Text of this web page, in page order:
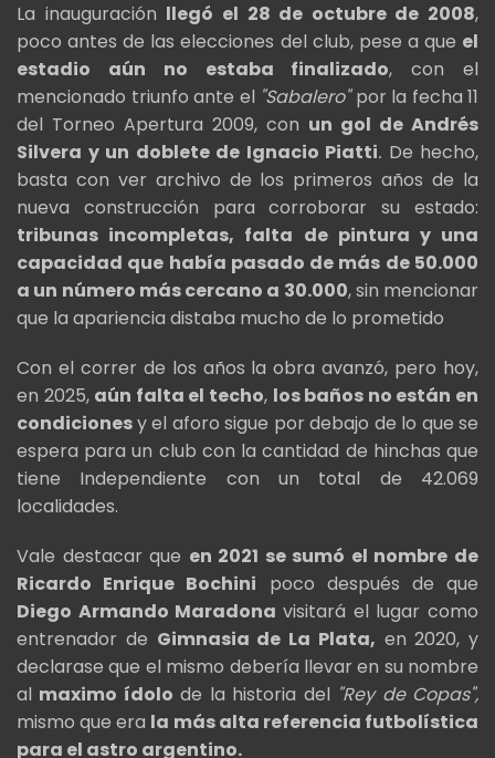
La inauguración llegó el 28 de octubre de 2008,
poco antes de las elecciones del club, pese a que el
estadio aún no estaba finalizado, con el
mencionado triunfo ante el "Sabalero"por la fecha 11
del Torneo Apertura 2009, con un gol de Andrés
Silvera y un doblete de Ignacio Piatti. De hecho,
basta con ver archivo de los primeros años de la
nueva construcción para corroborar su estado:
tribunas incompletas, falta de pintura y una
capacidad que había pasado de más de 50.000
a un número más cercano a 30.000, sin mencionar
que la apariencia distaba mucho de lo prometido
Con el correr de los años la obra avanzó, pero hoy,
en 2025, aún falta el techo, los baños no están en
condicionesy el aforo sigue por debajo de lo que se
espera para un club con la cantidad de hinchas que
tiene Independiente con un total de 42.069
localidades.
Vale destacar que en 2021 se sumó el nombre de
Ricardo Enrique Bochini poco después de que
Diego Armando Maradona visitará el lugar como
entrenador de Gimnasia de La Plata, en 2020, y
declarase que el mismo debería llevar en su nombre
al maximo ídolo de la historia del "Rey de Copas",
mismo que era la más alta referencia futbolística
para el astro argentino.